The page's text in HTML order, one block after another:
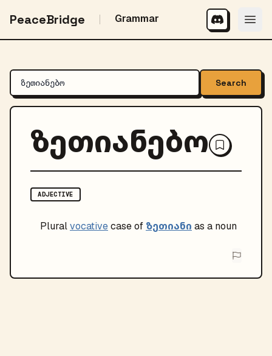
PeaceBridge Grammar
Search
ზეთიანებო
ADJECTIVE
Pluralvocativecase of ზეთიანი as a noun